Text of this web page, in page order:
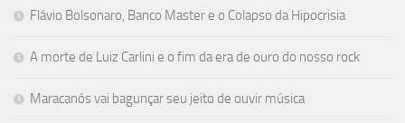
Flávio Bolsonaro, Banco Master e o Colapso da Hipocrisia
A morte de Luiz Carlini e o fim da era de ouro do nosso rock
Maracanós vai bagunçar seu jeito de ouvir música